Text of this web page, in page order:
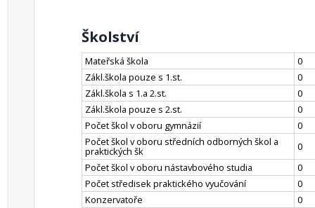
Školství
Mateřská škola
0
Zákl.škola pouze s 1.st.
0
Zákl.škola s 1.a 2.st.
0
Zákl.škola pouze s 2.st.
0
Počet škol v oboru gymnázií
0
Počet škol v oboru středních odborných škol a
praktických šk
0
Počet škol v oboru nástavbového studia
0
Počet středisek praktického vyučování
0
Konzervatoře
0